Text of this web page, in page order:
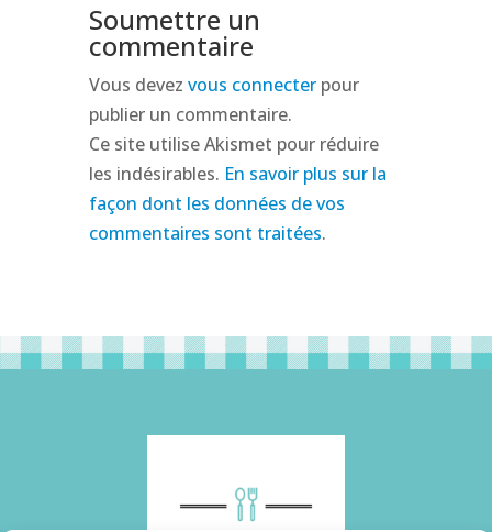
Soumettre un
commentaire
Vous devez vous connecterpour
publier un commentaire.
Ce site utilise Akismet pour réduire
les indésirables. En savoir plus sur la
façon dont les données de vos
commentaires sont traitées.